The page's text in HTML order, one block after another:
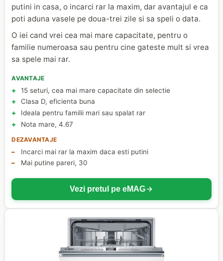
putini in casa, o incarci rar la maxim, dar avantajul e ca
poti aduna vasele pe doua-trei zile si sa speli o data.
O iei cand vrei cea mai mare capacitate, pentru o
familie numeroasa sau pentru cine gateste mult si vrea
sa spele mai rar.
AVANTAJE
15 seturi, cea mai mare capacitate din selectie
Clasa D, eficienta buna
Ideala pentru familii mari sau spalat rar
Nota mare, 4.67
DEZAVANTAJE
Incarci mai rar la maxim daca esti putini
Mai putine pareri, 30
Vezi pretul pe eMAG